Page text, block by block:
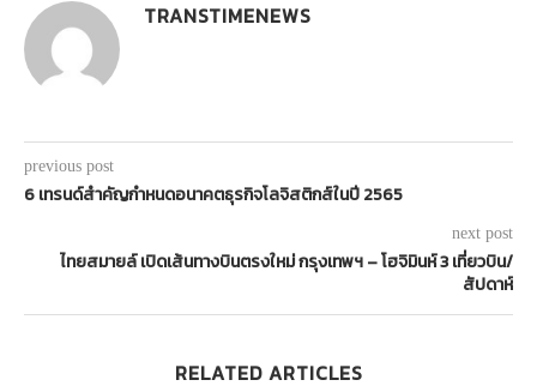
TRANSTIMENEWS
previous post
6 เทรนด์สำคัญกำหนดอนาคตธุรกิจโลจิสติกส์ในปี 2565
next post
ไทยสมายล์ เปิดเส้นทางบินตรงใหม่ กรุงเทพฯ – โฮจิมินห์ 3 เที่ยวบิน/
สัปดาห์
RELATED ARTICLES